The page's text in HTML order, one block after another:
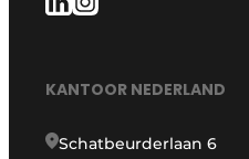
KANTOOR NEDERLAND
Schatbeurderlaan 6